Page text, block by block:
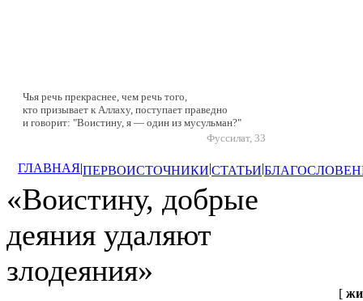
Чья речь прекраснее, чем речь того,
кто призывает к Аллаху, поступает праведно
и говорит: "Воистину, я — один из мусульман?"
Фуссилат, 33
ГЛАВНАЯ|ПЕРВОИСТОЧНИКИ|СТАТЬИ|
«Воистину, добрые
деяния удаляют
злодеяния»
[